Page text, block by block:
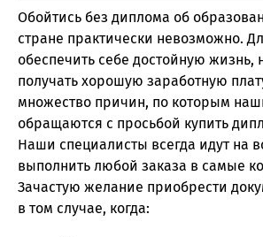
Обойтись без диплома об
стране практически невозможно.
обеспечить себе достойную жизнь,
получать хорошую заработную
множество причин, по которым
обращаются с просьбой купить
Наши специалисты всегда идут на
выполнить любой заказа в самые
Зачастую желание приобрести
в том случае, когда: